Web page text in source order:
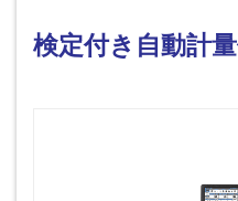
ソリューション・事例
検定付き自動計